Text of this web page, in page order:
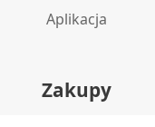
Aplikacja
Zakupy